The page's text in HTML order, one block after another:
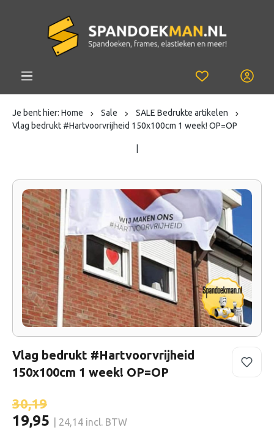
Je bent hier: Home Sale
SALE Bedrukte artikelen
Vlag bedrukt #Hartvoorvrijheid 150x100cm 1 week! OP=OP
Vlag bedrukt #Hartvoorvrijheid
150x100cm 1 week! OP=OP
19,95 | 24,14 incl. BTW
30,19